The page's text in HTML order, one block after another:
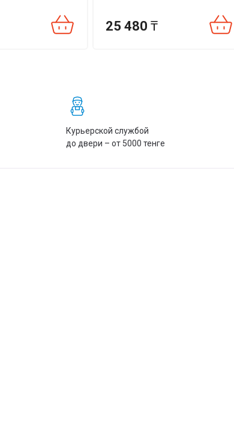
0–90% без конденсации
25 480 ₸
Курьерской службой
до двери – от 5000 тенге